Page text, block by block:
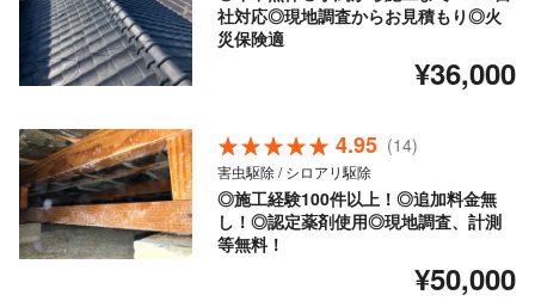
社対応◎現地調査からお見積もり◎火
災保険適
¥36,000
4.95 (14)
害虫駆除 / シロアリ駆除
◎施工経験100件以上！◎追加料金無
し！◎認定薬剤使用◎現地調査、計測
等無料！
¥50,000